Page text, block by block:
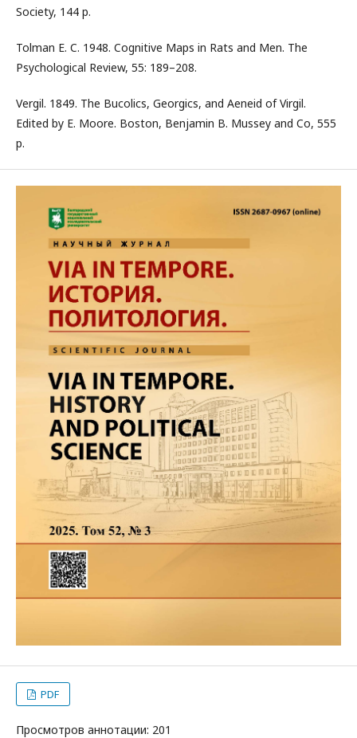
Society, 144 p.
Tolman E. C. 1948. Cognitive Maps in Rats and Men. The
Psychological Review, 55: 189–208.
Vergil. 1849. The Bucolics, Georgics, and Aeneid of Virgil.
Edited by E. Moore. Boston, Benjamin B. Mussey and Co, 555
p.
PDF
Просмотров аннотации: 201